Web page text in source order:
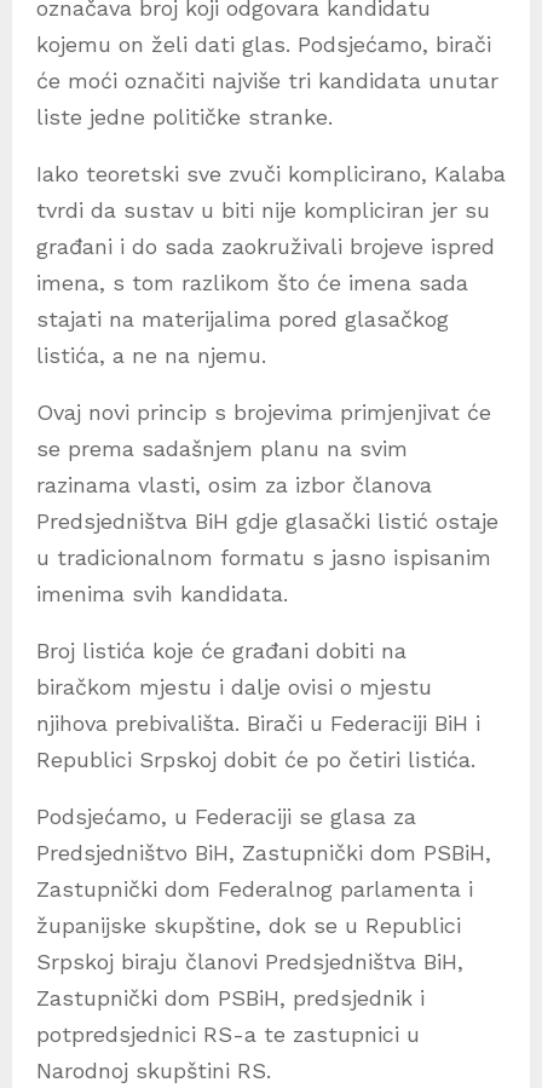
označava broj koji odgovara kandidatu
kojemu on želi dati glas. Podsjećamo, birači
će moći označiti najviše tri kandidata unutar
liste jedne političke stranke.
Iako teoretski sve zvuči komplicirano, Kalaba
tvrdi da sustav u biti nije kompliciran jer su
građani i do sada zaokruživali brojeve ispred
imena, s tom razlikom što će imena sada
stajati na materijalima pored glasačkog
listića, a ne na njemu.
Ovaj novi princip s brojevima primjenjivat će
se prema sadašnjem planu na svim
razinama vlasti, osim za izbor članova
Predsjedništva BiH gdje glasački listić ostaje
u tradicionalnom formatu s jasno ispisanim
imenima svih kandidata.
Broj listića koje će građani dobiti na
biračkom mjestu i dalje ovisi o mjestu
njihova prebivališta. Birači u Federaciji BiH i
Republici Srpskoj dobit će po četiri listića.
Podsjećamo, u Federaciji se glasa za
Predsjedništvo BiH, Zastupnički dom PSBiH,
Zastupnički dom Federalnog parlamenta i
županijske skupštine, dok se u Republici
Srpskoj biraju članovi Predsjedništva BiH,
Zastupnički dom PSBiH, predsjednik i
potpredsjednici RS-a te zastupnici u
Narodnoj skupštini RS.